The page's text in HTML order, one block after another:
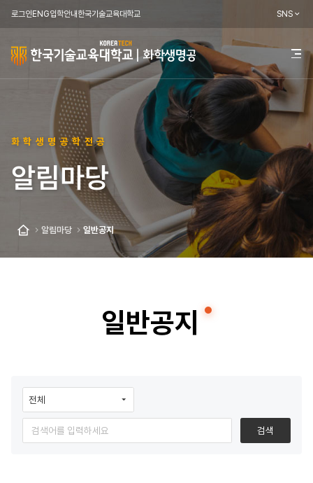
로그인ENG입학안내한국기술교육대학교 SNS
한
국
교
육
학
교
전
메
기
화학생명공학전공
알림마당
알림마당 일반공지
일반공지
검색